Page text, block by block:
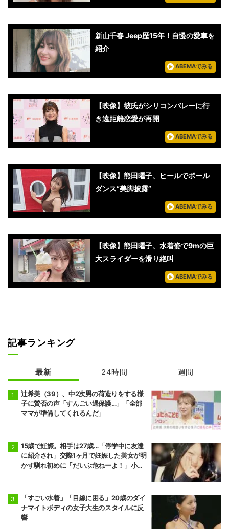
新山千春 Jeep歴15年！自慢の愛車を
紹介
ABEMAでみる
【映像】彼氏がシリコンバレーに行
き遠距離恋愛が再開
ABEMAでみる
【映像】熊田曜子、ヒールでポール
ダンス“美脚披露”
ABEMAでみる
【映像】熊田曜子、水着姿で9mの巨
大スライダーを滑り絶叫
ABEMAでみる
記事ランキング
最新 24時間 週間
辻希美（39）、中2次男の荷造りをする様
子に賛否の声「すんごい過保護…」「全部
ママが準備してくれるんだ」
15歳で妊娠。相手は27歳…「停学中に友達
に紹介され」交際1ヶ月で妊娠した美女が明
かす馴れ初めに「だいぶ危ねーよ！」小森
「すごい水着」「目線に困る」20歳のダイ
ナマイトボディの女子大生のスタイルに反
響